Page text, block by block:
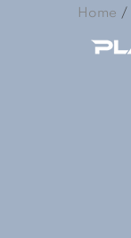
Home /